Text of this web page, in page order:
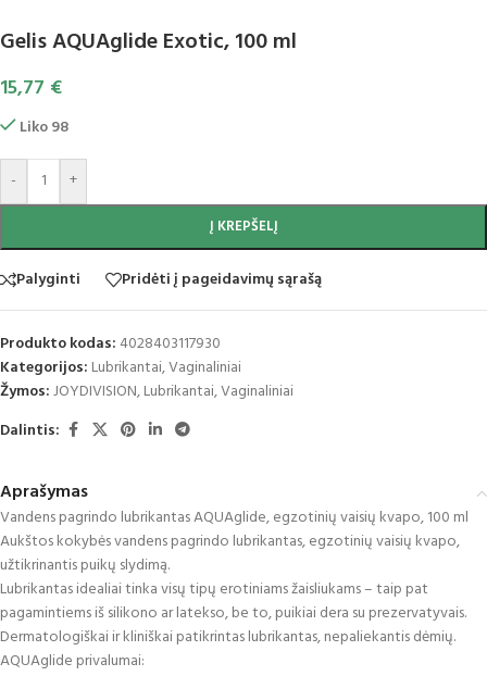
Gelis AQUAglide Exotic, 100 ml
15,77 €
Liko 98
- +
Į KREPŠELĮ
Palyginti Pridėti į pageidavimų sąrašą
Produkto kodas: 4028403117930
Kategorijos: Lubrikantai,Vaginaliniai
Žymos:JOYDIVISION,Lubrikantai,Vaginaliniai
Dalintis:
Aprašymas
Vandens pagrindo lubrikantas AQUAglide, egzotinių vaisių kvapo, 100 ml
Aukštos kokybės vandens pagrindo lubrikantas, egzotinių vaisių kvapo,
užtikrinantis puikų slydimą.
Lubrikantas idealiai tinka visų tipų erotiniams žaisliukams – taip pat
pagamintiems iš silikono ar latekso, be to, puikiai dera su prezervatyvais.
Dermatologiškai ir kliniškai patikrintas lubrikantas, nepaliekantis dėmių.
AQUAglide privalumai: